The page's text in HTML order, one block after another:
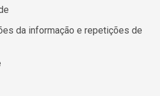
da informação e repetições de